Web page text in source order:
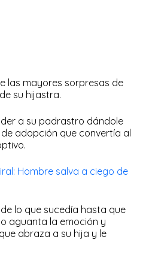
las mayores sorpresas de
su hijastra.
a su padrastro dándole
adopción que convertía al
Hombre salva a ciego de
lo que sucedía hasta que
aguanta la emoción y
abraza a su hija y le